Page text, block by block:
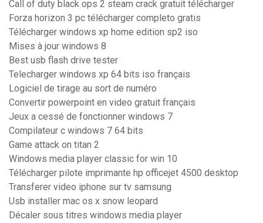
Call of duty black ops 2 steam crack gratuit télécharger
Forza horizon 3 pc télécharger completo gratis
Télécharger windows xp home edition sp2 iso
Mises à jour windows 8
Best usb flash drive tester
Telecharger windows xp 64 bits iso français
Logiciel de tirage au sort de numéro
Convertir powerpoint en video gratuit français
Jeux a cessé de fonctionner windows 7
Compilateur c windows 7 64 bits
Game attack on titan 2
Windows media player classic for win 10
Télécharger pilote imprimante hp officejet 4500 desktop
Transferer video iphone sur tv samsung
Usb installer mac os x snow leopard
Décaler sous titres windows media player